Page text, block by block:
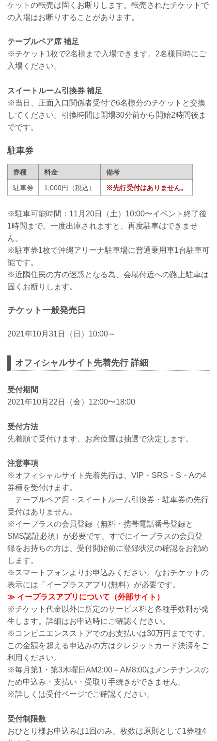
ケットの転売は固くお断りします。転売されたチケットで
の入場はお断りすることがあります。
テーブルペア席 補足
※チケット1枚で2名様まで入場できます。2名様同時にご
入場ください。
スイートルーム引換券 補足
※当日、正面入口関係者受付で6名様分のチケットと交換
してください。引換時間は開場30分前から開始2時間後ま
でです。
駐車券
券種 料金
備考
駐車券
1,000円（税込） ※先行受付はありません。
※駐車可能時間：11月20日（土）10:00〜イベント終了後
1時間まで。一度出庫されますと、再度駐車はできませ
ん。
※駐車券1枚で沖縄アリーナ駐車場に普通乗用車1台駐車可
能です。
※近隣住民の方の迷惑となる為、会場付近への路上駐車は
固くお断りします。
チケット一般発売日
2021年10月31日（日）10:00～
オフィシャルサイト先着先行 詳細
受付期間
2021年10月22日（金）12:00〜18:00
受付方法
先着順で受付けます。お席位置は抽選で決定します。
注意事項
※オフィシャルサイト先着先行は、VIP・SRS・S・Aの4
券種を受付けます。
テーブルペア席・スイートルーム引換券・駐車券の先行
受付はありません。
※イープラスの会員登録（無料・携帯電話番号登録と
SMS認証必須）が必要です。すでにイープラスの会員登
録をお持ちの方は、受付開始前に登録状況の確認をお勧め
します。
※スマートフォンよりお申込みください。なおチケットの
表示には「イープラスアプリ(無料）が必要です。
≫ イープラスアプリについて（外部サイト）
※チケット代金以外に所定のサービス料と各種手数料が発
生します。詳細はお申込時にご確認ください。
※コンビニエンスストアでのお支払いは30万円までです。
この金額を超える申込みの方はクレジットカード決済をご
利用ください。
※毎月第1・第3木曜日AM2:00～AM8:00はメンテナンスの
ため申込み・支払い・受取り手続きができません。
※詳しくは受付ページでご確認ください。
受付制限数
おひとり様お申込みは1回のみ、枚数は原則として1券種4